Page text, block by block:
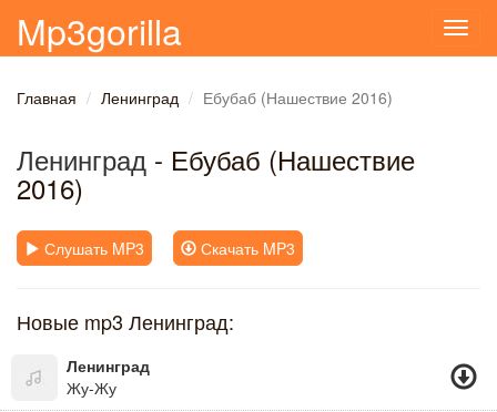
Mp3gorilla
Главная Ленинград Ебубаб (Нашествие 2016)
Ленинград - Ебубаб (Нашествие
2016)
Слушать MP3 Скачать MP3
Новые mp3 Ленинград:
Ленинград
Жу-Жу